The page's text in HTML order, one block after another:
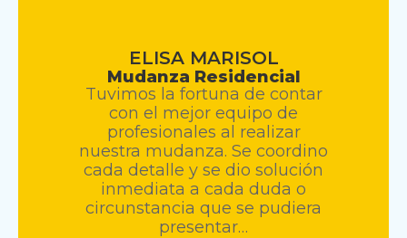
ELISA MARISOL
Mudanza Residencial
Tuvimos la fortuna de contar
con el mejor equipo de
profesionales al realizar
nuestra mudanza. Se coordino
cada detalle y se dio solución
inmediata a cada duda o
circunstancia que se pudiera
presentar…